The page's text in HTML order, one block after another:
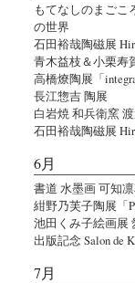
もてなしのまご
の世界
石田裕哉陶磁展
青木益枝＆小栗寿
高橋燎陶展「
長江惣吉 陶展
白岩焼 和兵衛窯
石田裕哉陶磁展
6月
書道 水墨画 可知
紺野乃芙子陶展「
池田くみ子絵画展
出版記念 Salon de
7月